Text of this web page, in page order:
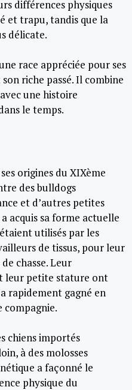
race appréciée pour ses
riche passé. Il combine
une histoire
le temps.
origines du XIXème
des bulldogs
et d’autres petites
acquis sa forme actuelle
utilisés par les
de tissus, pour leur
chasse. Leur
leur petite stature ont
rapidement gagné en
chiens importés
à des molosses
a façonné le
physique du